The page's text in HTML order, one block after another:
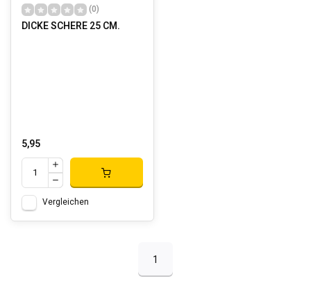
(0)
DICKE SCHERE 25 CM.
5,95
Vergleichen
1